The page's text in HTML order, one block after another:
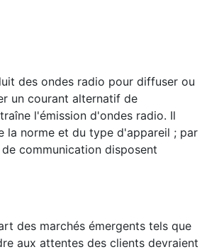
des ondes radio pour diffuser ou
un courant alternatif de
l'émission d'ondes radio. Il
la norme et du type d'appareil ; par
communication disposent
des marchés émergents tels que
aux attentes des clients devraient